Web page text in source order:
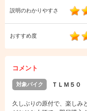
説明のわかりやすさ
おすすめ度
コメント
対象バイク ＴＬＭ５０
久しぶりの原付で、楽しみ